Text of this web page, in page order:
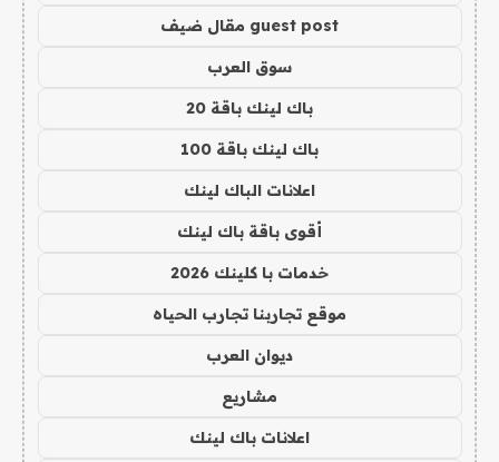
guest post مقال ضيف
سوق العرب
باك لينك باقة 20
باك لينك باقة 100
اعلانات الباك لينك
أقوى باقة باك لينك
خدمات با كلينك 2026
موقع تجاربنا تجارب الحياه
ديوان العرب
مشاريع
اعلانات باك لينك